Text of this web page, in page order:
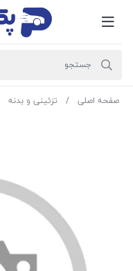
صفحه اصلی تزئینی و بدنه